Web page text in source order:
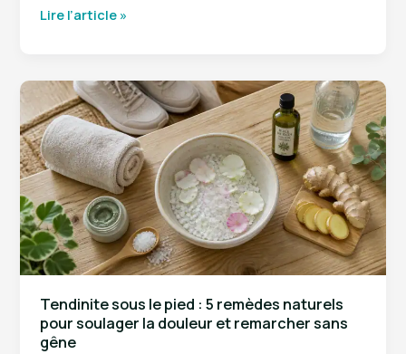
Ashwagandha
réels
et
3
leviers
pour
maximiser
ses
effets
Lire l’article »
Tendinite sous le pied : 5 remèdes naturels
pour soulager la douleur et remarcher sans
gêne